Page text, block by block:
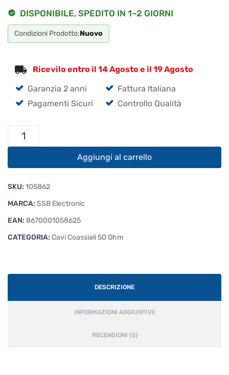
DISPONIBILE, SPEDITO IN 1–2 GIORNI
Condizioni Prodotto:Nuovo
Ricevilo entro il 14 Agosto e il 19 Agosto
Garanzia 2 anni
Fattura Italiana
Pagamenti Sicuri
Controllo Qualità
Cavo
15
Bobina
da
metri
quantità
Aggiungi al carrello
SKU: 105862
MARCA: SSB Electronic
EAN: 8670001058625
CATEGORIA: Cavi Coassiali 50 Ohm
DESCRIZIONE
INFORMAZIONI AGGIUNTIVE
RECENSIONI (0)